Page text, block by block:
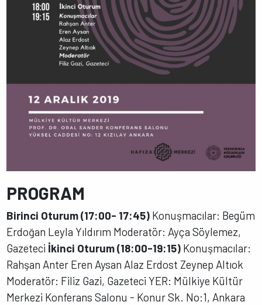
PROGRAM
Birinci Oturum (17:00- 17:45) Konuşmacılar: Begüm
Erdoğan Leyla Yıldırım Moderatör: Ayça Söylemez,
Gazeteci İkinci Oturum (18:00-19:15) Konuşmacılar:
Rahşan Anter Eren Aysan Alaz Erdost Zeynep Altıok
Moderatör: Filiz Gazi, Gazeteci YER: Mülkiye Kültür
Merkezi Konferans Salonu - Konur Sk. No:1, Ankara